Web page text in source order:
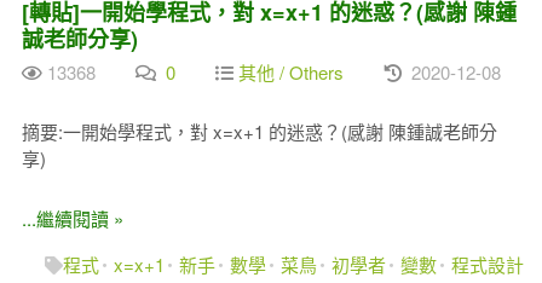
[轉貼]一開始學程式，對 x=x+1 的迷惑？(感謝 陳鍾
誠老師分享)
13368 0 其他 / Others 2020-12-08
摘要:一開始學程式，對 x=x+1 的迷惑？(感謝 陳鍾誠老師分
享)
...繼續閱讀 »
程式 x=x+1 新手 數學 菜鳥 初學者 變數 程式設計